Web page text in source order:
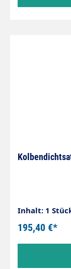
Inhalt: 1
195,40 €*